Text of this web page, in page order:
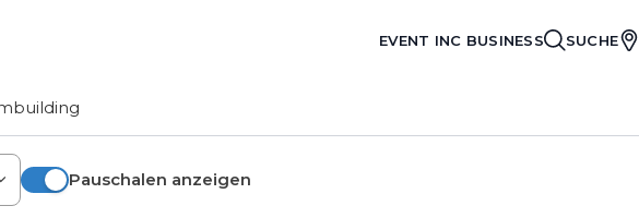
EVENT INC BUSINESS SUCHE
Pauschalen anzeigen